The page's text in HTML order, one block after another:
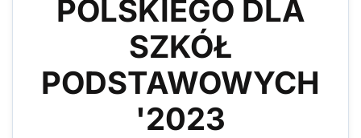
POLSKIEGO DLA
SZKÓŁ
PODSTAWOWYCH
'2023